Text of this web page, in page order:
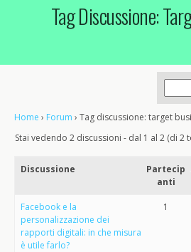
Tag Discussione:
Home › Forum › Tag discussione: target
Stai vedendo 2 discussioni - dal 1 al 2 (di 2
Discussione
Partecip
anti
Facebook e la
personalizzazione dei
rapporti digitali: in che misura
è utile farlo?
1